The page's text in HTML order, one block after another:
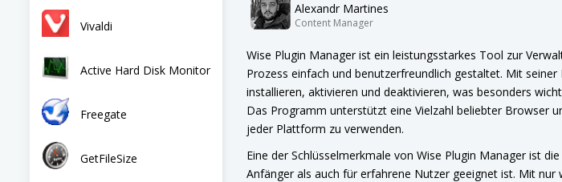
Vivaldi
Active Hard Disk Monitor
Freegate
GetFileSize
Alexandr Martines
Content Manager
Wise Plugin Manager ist ein leistungsstarkes Tool zur
Prozess einfach und benutzerfreundlich gestaltet. Mit
installieren, aktivieren und deaktivieren, was besonders
Das Programm unterstützt eine Vielzahl beliebter Browser
jeder Plattform zu verwenden.
Eine der Schlüsselmerkmale von Wise Plugin Manager ist
Anfänger als auch für erfahrene Nutzer geeignet ist. Mit nur